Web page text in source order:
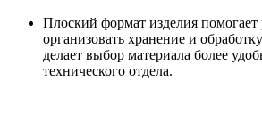
Плоский формат изделия помогает
организовать хранение и
делает выбор материала более
технического отдела.